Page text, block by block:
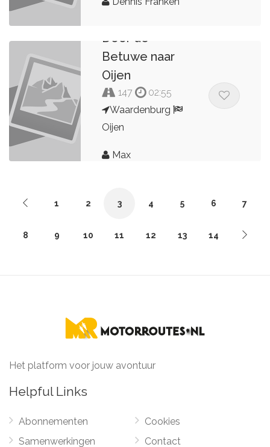
Door de
Betuwe naar
Oijen
147
02:55
Waardenburg
Oijen
Max
1 2 3 4 5 6 7
8 9 10 11 12 13 14
Het platform voor jouw avontuur
Helpful Links
Abonnementen
Samenwerkingen
Cookies
Contact